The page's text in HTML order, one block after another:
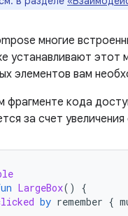
многие
устанавливают этот
элементов вам
кода
за счет
LargeBox()
{
by remember {